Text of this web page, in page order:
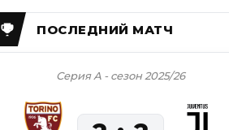
Серия А - сезон 2025/26